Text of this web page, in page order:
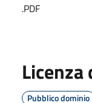
.PDF
Pubblico dominio